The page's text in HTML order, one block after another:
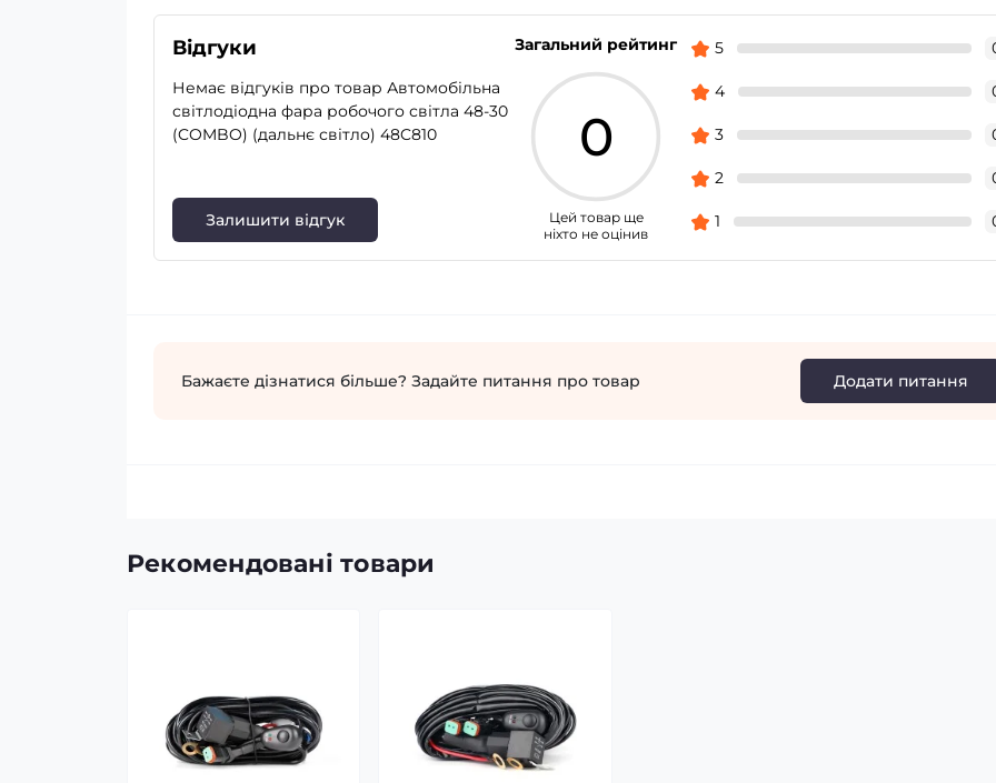
Відгуки
Немає відгуків про товар Автомобільна
світлодіодна фара робочого світла 48-30
(COMBO) (дальнє світло) 48C810
Залишити відгук
Загальний рейтинг
0
Цей товар ще
ніхто не оцінив
5
4
3
2
1
Бажаєте дізнатися більше? Задайте питання про товар Додати питання
Рекомендовані товари